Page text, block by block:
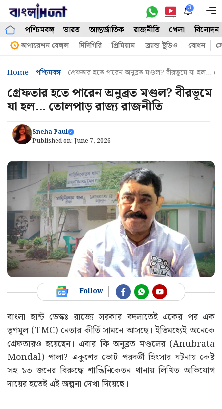
Skip
content
3
পশ্চিমবঙ্গ ভারত আন্তর্জাতিক রাজনীতি খেলা বিনোদন
অপারেশন বেঙ্গল দিদিগিরি প্রিমিয়াম ব্র্যান্ড ষ্টুডিও বোধন
Home - পশ্চিমবঙ্গ- গ্রেফতার হতে পারেন অনুব্রত মণ্ডল? বীরভূমে যা হল…
গ্রেফতার হতে পারেন অনুব্রত মণ্ডল? বীরভূমে
যা হল… তোলপাড় রাজ্য রাজনীতি
Sneha Paul
Published on: June 7, 2026
Follow
বাংলা হান্ট ডেস্কঃ রাজ্যে সরকার বদলাতেই একের পর এক
তৃণমূল (TMC) নেতার কীর্তি সামনে আসছে। ইতিমধ্যেই অনেকে
গ্রেফতারও হয়েছেন। এবার কি অনুব্রত মণ্ডলের (Anubrata
Mondal) পালা? একুশের ভোট পরবর্তী হিংসার ঘটনায় কেষ্ট
সহ ১৩ জনের বিরুদ্ধে শান্তিনিকেতন থানায় লিখিত অভিযোগ
দায়ের হতেই এই জল্পনা দেখা দিয়েছে।